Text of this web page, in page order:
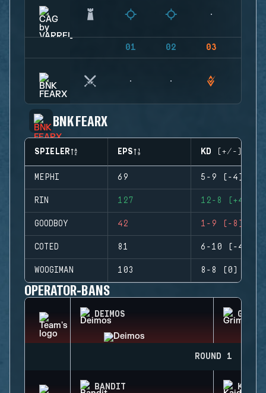
01 02 03
BNK FEARX
SPIELER EPS KD (+/-)
MEPHI 69 5-9 (-4)
RIN 127 12-8 (+4)
GOODBOY 42 1-9 (-8)
COTED 81 6-10 (-4)
WOOGIMAN 103 8-8 (0)
OPERATOR-BANS
DEIMOS GRIM
ROUND 1
BANDIT KAID